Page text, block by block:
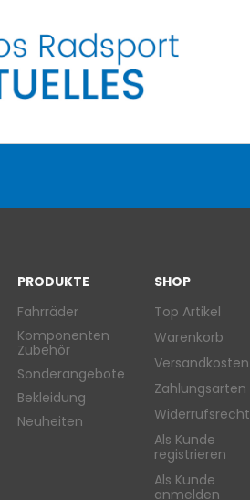
PRODUKTE
Fahrräder
Komponenten
Zubehör
Sonderangebote
Bekleidung
Neuheiten
SHOP
Top Artikel
Warenkorb
Versandkosten
Zahlungsarten
Widerrufsrecht
Als Kunde
registrieren
Als Kunde
anmelden